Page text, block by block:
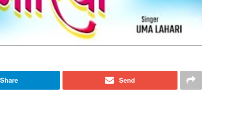
Share Send